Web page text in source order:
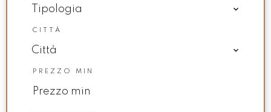
Tipologia
CITTÀ
Città
PREZZO MIN